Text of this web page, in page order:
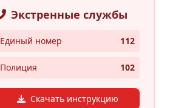
Экстренные службы
Единый номер 112
Полиция 102
Скачать инструкцию